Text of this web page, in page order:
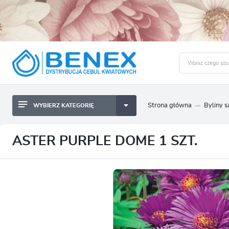
BYLINY SADZONKI BULWY
CEBULKI I SADZONKI WARZYW
SADZONKI TRAW OZDOBNYCH
WYBIERZ KATEGORIĘ
CEBULKI I SADZONKI WARZYW
Strona główna Byliny
ASTER PURPLE DOME 1 SZT.